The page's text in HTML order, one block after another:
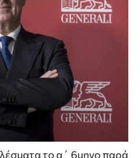
το α΄ 6μηνο παρά